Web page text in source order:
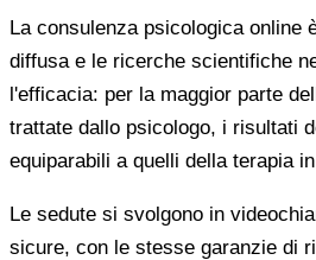
La consulenza psicologica online
diffusa e le ricerche scientifiche
l'efficacia: per la maggior parte
trattate dallo psicologo, i risultati
equiparabili a quelli della terapia
Le sedute si svolgono in
sicure, con le stesse garanzie di